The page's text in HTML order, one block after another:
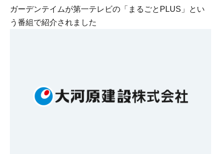
ガーデンテイムが第一テレビの「まるごとPLUS」とい
う番組で紹介されました